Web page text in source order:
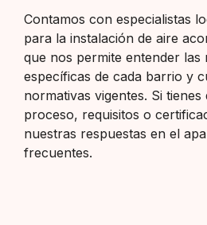
Contamos con especialistas
para la instalación de aire
que nos permite entender las
específicas de cada barrio y
normativas vigentes. Si
proceso, requisitos o
nuestras respuestas en el
frecuentes.